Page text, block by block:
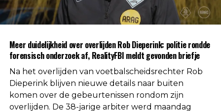
personen. Daarmee is die mogelijkheid volgens de
autoriteiten uitgesloten.
worden geen verdere mededelingen gedaan over
Een vaste waarde in de Nederlandse
Meer duidelijkheid over overlijden Rob Dieperink: politie rondde
forensisch onderzoek af, RealityFBI meldt gevonden briefje
Na het overlijden van voetbalscheidsrechter Rob
Dieperink blijven nieuwe details naar buiten
komen over de gebeurtenissen rondom zijn
overlijden. De 38-jarige arbiter werd maandag